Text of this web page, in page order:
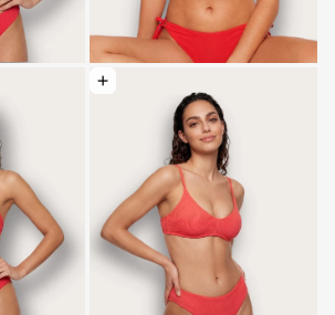
tanga con imagen - TexturedElegir opciones: Ba ñador slip medio -